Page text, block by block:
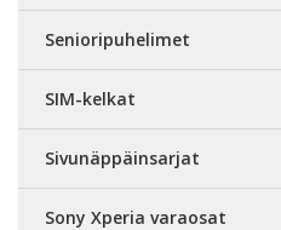
Senioripuhelimet
SIM-kelkat
Sivunäppäinsarjat
Sony Xperia varaosat